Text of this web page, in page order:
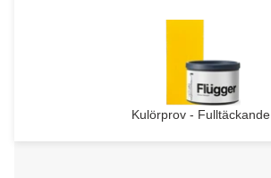
Kulörprov - Fulltäckande